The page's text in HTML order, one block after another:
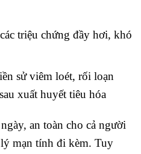
triệu chứng đầy hơi, khó
sử viêm loét, rối loạn
xuất huyết tiêu hóa
an toàn cho cả người
mạn tính đi kèm. Tuy